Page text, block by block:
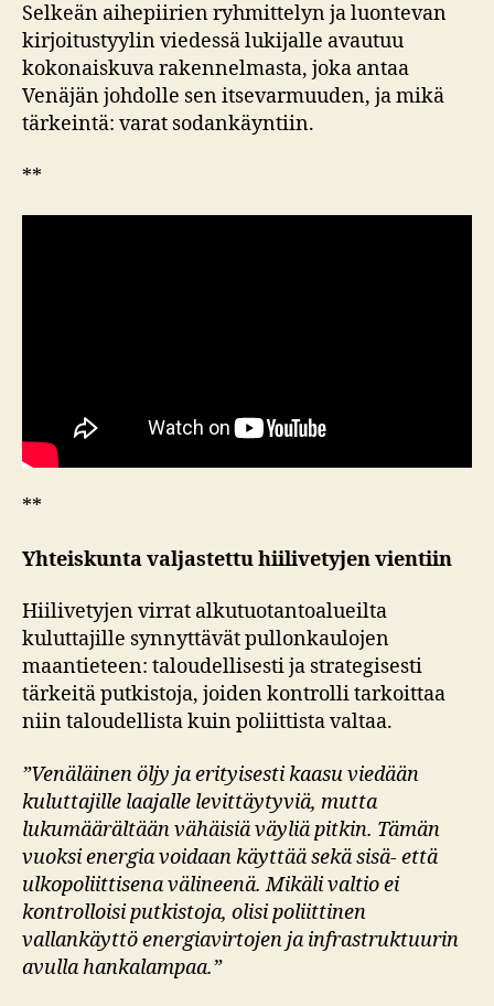
Selkeän aihepiirien ryhmittelyn ja luontevan
kirjoitustyylin viedessä lukijalle avautuu
kokonaiskuva rakennelmasta, joka antaa
Venäjän johdolle sen itsevarmuuden, ja mikä
tärkeintä: varat sodankäyntiin.
**
**
Yhteiskunta valjastettu hiilivetyjen vientiin
Hiilivetyjen virrat alkutuotantoalueilta
kuluttajille synnyttävät pullonkaulojen
maantieteen: taloudellisesti ja strategisesti
tärkeitä putkistoja, joiden kontrolli tarkoittaa
niin taloudellista kuin poliittista valtaa.
”Venäläinen öljy ja erityisesti kaasu viedään
kuluttajille laajalle levittäytyviä, mutta
lukumäärältään vähäisiä väyliä pitkin. Tämän
vuoksi energia voidaan käyttää sekä sisä- että
ulkopoliittisena välineenä. Mikäli valtio ei
kontrolloisi putkistoja, olisi poliittinen
vallankäyttö energiavirtojen ja infrastruktuurin
avulla hankalampaa.”